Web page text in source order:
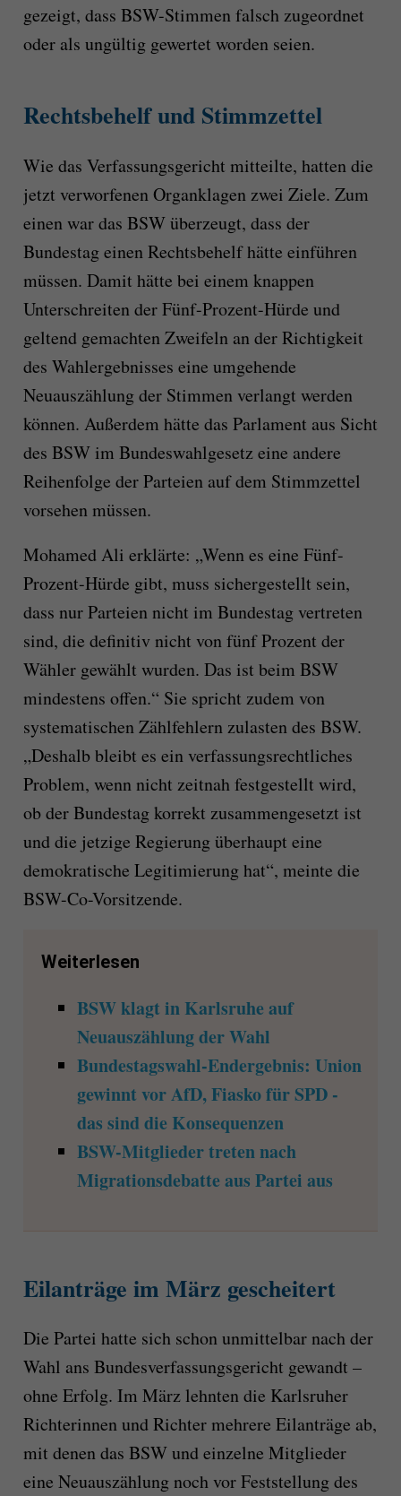
gezeigt, dass BSW-Stimmen falsch zugeordnet
oder als ungültig gewertet worden seien.
Rechtsbehelf und Stimmzettel
Wie das Verfassungsgericht mitteilte, hatten die
jetzt verworfenen Organklagen zwei Ziele. Zum
einen war das BSW überzeugt, dass der
Bundestag einen Rechtsbehelf hätte einführen
müssen. Damit hätte bei einem knappen
Unterschreiten der Fünf-Prozent-Hürde und
geltend gemachten Zweifeln an der Richtigkeit
des Wahlergebnisses eine umgehende
Neuauszählung der Stimmen verlangt werden
können. Außerdem hätte das Parlament aus Sicht
des BSW im Bundeswahlgesetz eine andere
Reihenfolge der Parteien auf dem Stimmzettel
vorsehen müssen.
Mohamed Ali erklärte: „Wenn es eine Fünf-
Prozent-Hürde gibt, muss sichergestellt sein,
dass nur Parteien nicht im Bundestag vertreten
sind, die definitiv nicht von fünf Prozent der
Wähler gewählt wurden. Das ist beim BSW
mindestens offen.“ Sie spricht zudem von
systematischen Zählfehlern zulasten des BSW.
„Deshalb bleibt es ein verfassungsrechtliches
Problem, wenn nicht zeitnah festgestellt wird,
ob der Bundestag korrekt zusammengesetzt ist
und die jetzige Regierung überhaupt eine
demokratische Legitimierung hat“, meinte die
BSW-Co-Vorsitzende.
Weiterlesen
BSW klagt in Karlsruhe auf
Neuauszählung der Wahl
Bundestagswahl-Endergebnis: Union
gewinnt vor AfD, Fiasko für SPD -
das sind die Konsequenzen
BSW-Mitglieder treten nach
Migrationsdebatte aus Partei aus
Eilanträge im März gescheitert
Die Partei hatte sich schon unmittelbar nach der
Wahl ans Bundesverfassungsgericht gewandt –
ohne Erfolg. Im März lehnten die Karlsruher
Richterinnen und Richter mehrere Eilanträge ab,
mit denen das BSW und einzelne Mitglieder
eine Neuauszählung noch vor Feststellung des